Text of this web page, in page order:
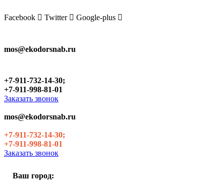
to
Facebook Twitter Google-plus
mos@ekodorsnab.ru
+7-911-732-14-30;
+7-911-998-81-01
Заказать звонок
mos@ekodorsnab.ru
+7-911-732-14-30;
+7-911-998-81-01
Заказать звонок
Ваш город: